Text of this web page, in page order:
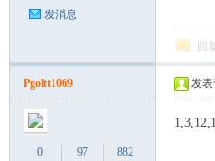
发消息
回
Pgoltt1069
0
97
882
发表